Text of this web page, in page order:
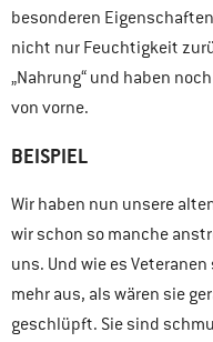
besonderen
nicht nur Feuchtigkeit
„Nahrung“ und haben
von vorne.
BEISPIEL
Wir haben nun unsere
wir schon so manche
uns. Und wie es
mehr aus, als wären sie
geschlüpft. Sie sind